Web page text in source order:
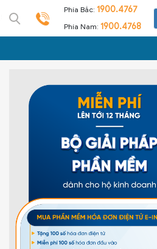
Phía Bắc: 1900.4767
Phía Nam: 1900.4768